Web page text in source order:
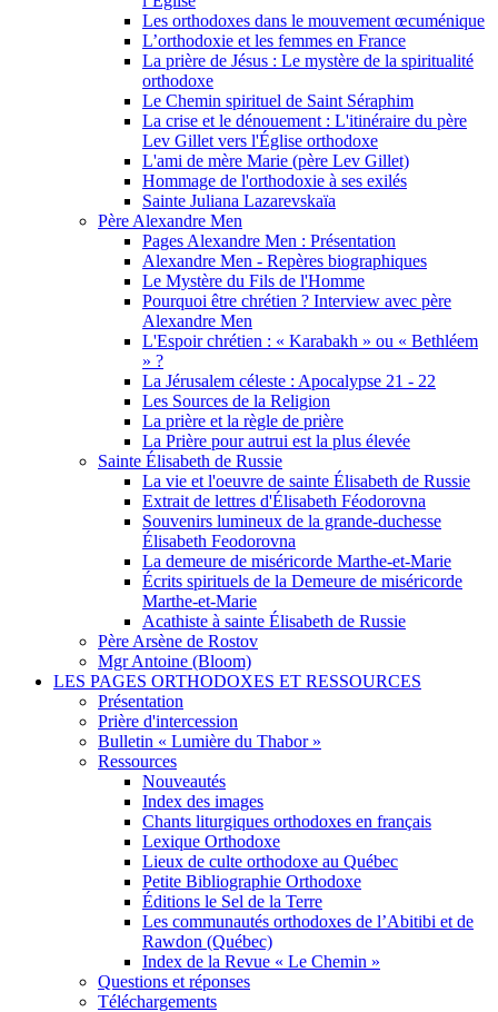
Les orthodoxes dans le mouvement œcuménique
L’orthodoxie et les femmes en France
La prière de Jésus : Le mystère de la spiritualité
orthodoxe
Le Chemin spirituel de Saint Séraphim
La crise et le dénouement : L'itinéraire du père
Lev Gillet vers l'Église orthodoxe
L'ami de mère Marie (père Lev Gillet)
Hommage de l'orthodoxie à ses exilés
Sainte Juliana Lazarevskaïa
Père Alexandre Men
Pages Alexandre Men : Présentation
Alexandre Men - Repères biographiques
Le Mystère du Fils de l'Homme
Pourquoi être chrétien ? Interview avec père
Alexandre Men
L'Espoir chrétien : « Karabakh » ou « Bethléem
» ?
La Jérusalem céleste : Apocalypse 21 - 22
Les Sources de la Religion
La prière et la règle de prière
La Prière pour autrui est la plus élevée
Sainte Élisabeth de Russie
La vie et l'oeuvre de sainte Élisabeth de Russie
Extrait de lettres d'Élisabeth Féodorovna
Souvenirs lumineux de la grande-duchesse
Élisabeth Feodorovna
La demeure de miséricorde Marthe-et-Marie
Écrits spirituels de la Demeure de miséricorde
Marthe-et-Marie
Acathiste à sainte Élisabeth de Russie
Père Arsène de Rostov
Mgr Antoine (Bloom)
LES PAGES ORTHODOXES ET RESSOURCES
Présentation
Prière d'intercession
Bulletin « Lumière du Thabor »
Ressources
Nouveautés
Index des images
Chants liturgiques orthodoxes en français
Lexique Orthodoxe
Lieux de culte orthodoxe au Québec
Petite Bibliographie Orthodoxe
Éditions le Sel de la Terre
Les communautés orthodoxes de l’Abitibi et de
Rawdon (Québec)
Index de la Revue « Le Chemin »
Questions et réponses
Téléchargements